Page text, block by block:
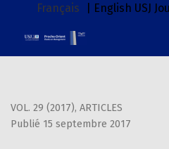
Rethinking marketing
Français | English USJ
VOL. 29 (2017), ARTICLES
Publié 15 septembre 2017